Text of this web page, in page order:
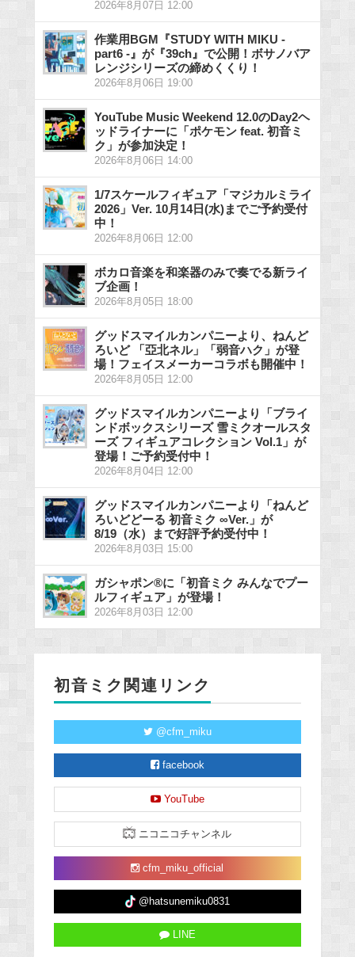
2026年8月07日 12:00
作業用BGM『STUDY WITH MIKU -
part6 -』が『39ch』で公開！ボサノバア
レンジシリーズの締めくくり！
2026年8月06日 19:00
YouTube Music Weekend 12.0のDay2ヘ
ッドライナーに「ポケモン feat. 初音ミ
ク」が参加決定！
2026年8月06日 14:00
1/7スケールフィギュア「マジカルミライ
2026」Ver. 10月14日(水)までご予約受付
中！
2026年8月06日 12:00
ボカロ音楽を和楽器のみで奏でる新ライ
ブ企画！
2026年8月05日 18:00
グッドスマイルカンパニーより、ねんど
ろいど 「亞北ネル」「弱音ハク」が登
場！フェイスメーカーコラボも開催中！
2026年8月05日 12:00
グッドスマイルカンパニーより「ブライ
ンドボックスシリーズ 雪ミクオールスタ
ーズ フィギュアコレクション Vol.1」が
登場！ご予約受付中！
2026年8月04日 12:00
グッドスマイルカンパニーより「ねんど
ろいどどーる 初音ミク ∞Ver.」が
8/19（水）まで好評予約受付中！
2026年8月03日 15:00
ガシャポン®に「初音ミク みんなでプー
ルフィギュア」が登場！
2026年8月03日 12:00
初音ミク関連リンク
@cfm_miku
facebook
YouTube
ニコニコチャンネル
cfm_miku_official
@hatsunemiku0831
LINE